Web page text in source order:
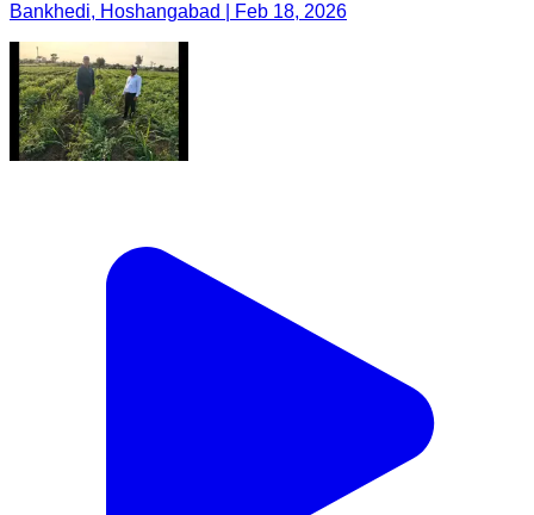
Bankhedi, Hoshangabad | Feb 18, 2026